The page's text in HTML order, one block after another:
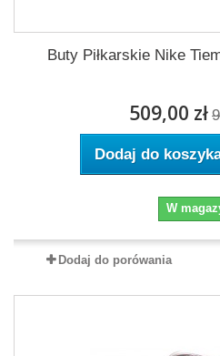
Buty Piłkarskie Nike
509,00 zł
Dodaj do
W
Dodaj do porówania